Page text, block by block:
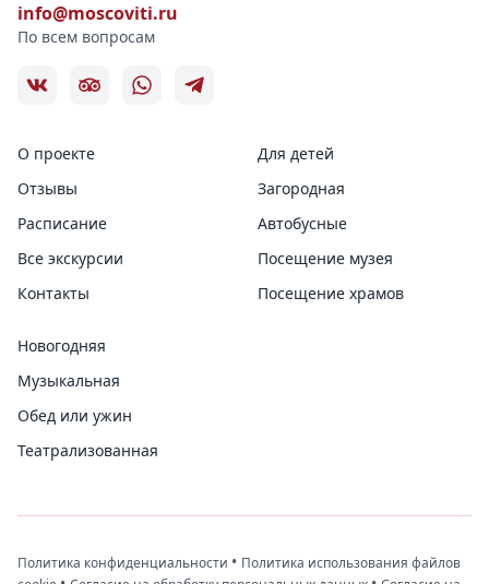
info@moscoviti.ru
По всем вопросам
О проекте
Отзывы
Расписание
Все экскурсии
Контакты
Для детей
Загородная
Автобусные
Посещение музея
Посещение храмов
Новогодняя
Музыкальная
Обед или ужин
Театрализованная
Политика конфиденциальности • Политика использования файлов